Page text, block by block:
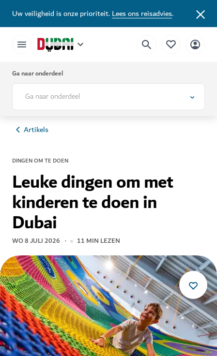
Uw veiligheid is onze prioriteit.Lees ons reisadvies.
Ga naar onderdeel
Ga naar onderdeel
Artikels
DINGEN OM TE DOEN
Leuke dingen om met
kinderen te doen in
Dubai
WO 8 JULI 2026 11 MIN LEZEN